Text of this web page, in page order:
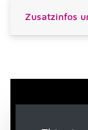
Zusatzinfos